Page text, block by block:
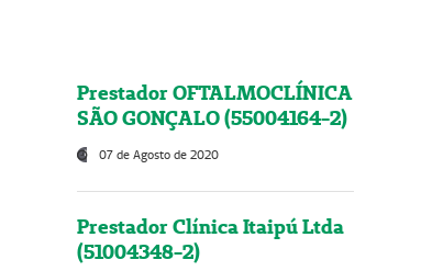
Prestador OFTALMOCLÍNICA
SÃO GONÇALO (55004164-2)
07 de Agosto de 2020
Prestador Clínica Itaipú Ltda
(51004348-2)